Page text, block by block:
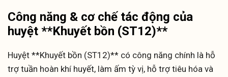
Công năng & cơ chế tác động của
huyệt **Khuyết bồn (ST12)**
Huyệt **Khuyết bồn (ST12)** có công năng chính là hỗ
trợ tuần hoàn khí huyết, làm ấm tỳ vị, hỗ trợ tiêu hóa và